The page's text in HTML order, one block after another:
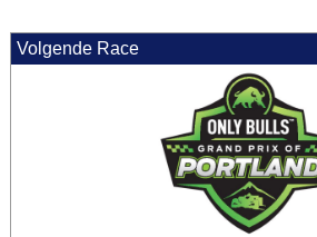
Volgende Race